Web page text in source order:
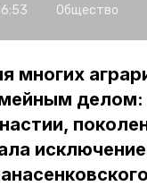
Общество
многих
делом: